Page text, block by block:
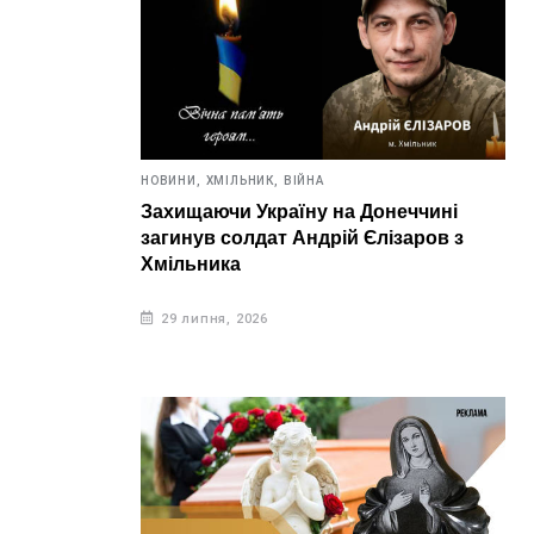
НОВИНИ, ХМІЛЬНИК, ВІЙНА
Захищаючи Україну на Донеччині
загинув солдат Андрій Єлізаров з
Хмільника
29 липня, 2026